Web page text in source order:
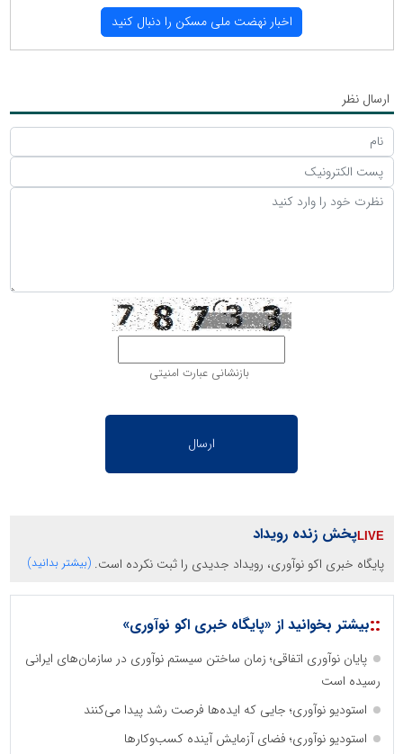
اخبار نهضت ملی مسكن را دنبال كنید
ارسال نظر
بازنشانی عبارت امنیتی
پخش زنده رویداد
پایگاه خبری اکو نوآوری، رویداد جدیدی را ثبت نکرده است. (بیشتر بدانید)
::بیشتر بخوانید از «پایگاه خبری اکو نوآوری»
پایان نوآوری اتفاقی؛ زمان ساختن سیستم نوآوری در سازمان‌های ایرانی
رسیده است
استودیو نوآوری؛ جایی که ایده‌ها فرصت رشد پیدا می‌کنند
استودیو نوآوری؛ فضای آزمایش آینده کسب‌وکارها